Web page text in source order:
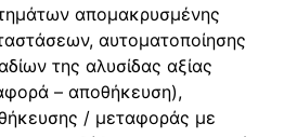
απομακρυσμένης
αυτοματοποίησης
της αλυσίδας αξίας
– αποθήκευση),
/ μεταφοράς με